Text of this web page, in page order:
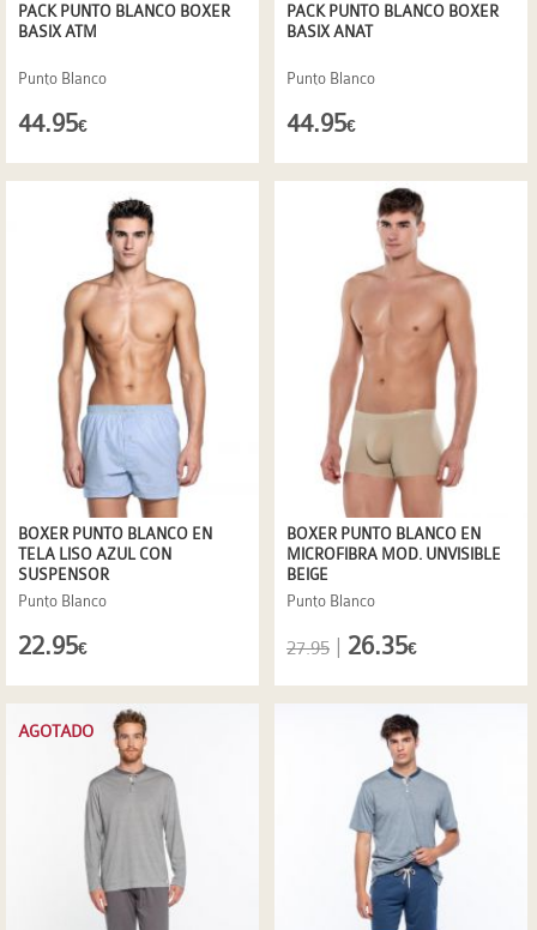
PACK PUNTO BLANCO BOXER
BASIX ATM
Punto Blanco
44.95€
PACK PUNTO BLANCO BOXER
BASIX ANAT
Punto Blanco
44.95€
BOXER PUNTO BLANCO EN
TELA LISO AZUL CON
SUSPENSOR
Punto Blanco
22.95€
BOXER PUNTO BLANCO EN
MICROFIBRA MOD. UNVISIBLE
BEIGE
Punto Blanco
27.95 26.35€
AGOTADO